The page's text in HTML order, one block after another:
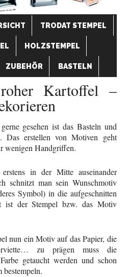
TRODAT STEMPEL
HOLZSTEMPEL
ZUBEHÖR BASTELN
Kartoffel –
gesehen ist das Basteln und
Das erstellen von Motiven geht
wenigen Handgriffen.
in der Mitte auseinander
schnitzt man sein Wunschmotiv
Symbol) in die aufgeschnitten
ist der Stempel bzw. das Motiv
nun ein Motiv auf das Papier, die
zu prägen muss die
getaucht werden und schon
bestempeln.